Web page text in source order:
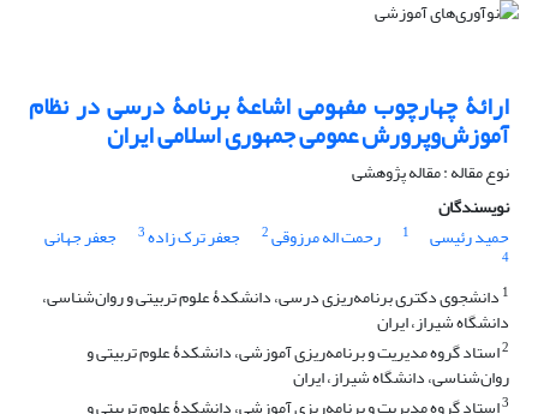
ارائۀ چهارچوب مفهومی اشاعۀ برنامۀ درسی در نظام
آموزش‌وپرورش عمومی جمهوری اسلامی ایران
نوع مقاله : مقاله پژوهشی
نویسندگان
حمید رئیسی
1 رحمت اله مرزوقی2 جعفر ترک زاده3 جعفر جهانی
4
1 دانشجوی دکتری برنامه‌‌ریزی درسی، دانشکدۀ علوم تربیتی و روان‌شناسی،
دانشگاه شیراز، ایران
2استاد گروه مدیریت و برنامه‌ریزی آموزشی، دانشکدۀ علوم تربیتی و
روان‌شناسی، دانشگاه شیراز، ایران
3